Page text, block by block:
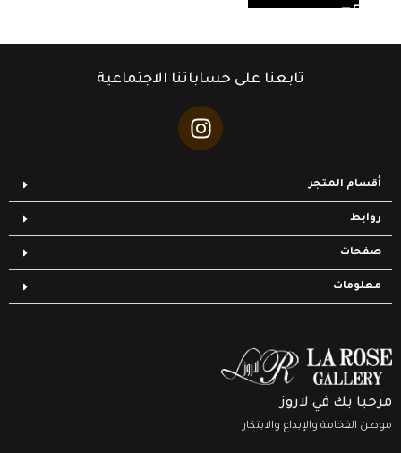
تابعنا على حساباتنا الاجتماعية
أقسام المتجر
روابط
صفحات
معلومات
مرحبا بك في لاروز
موطن الفخامة والإبداع والابتكار